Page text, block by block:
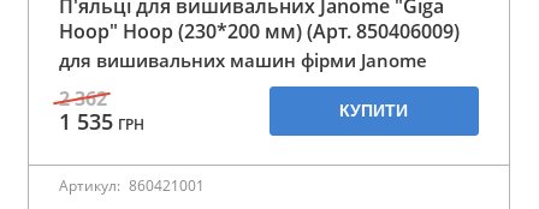
П'яльці для вишивальних Janome "Giga
Hoop" Hoop (230*200 мм) (Арт. 850406009)
для вишивальних машин фірми Janome
2 362
1 535 ГРН
КУПИТИ
Артикул: 860421001